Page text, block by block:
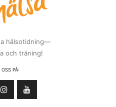
hälsotidning—
och träning!
PÅ: